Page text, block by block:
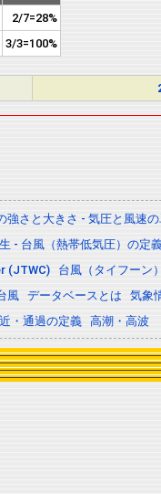
2/7=28%
3/3=100%
強さと大きさ - 気圧と風速
- 台風（熱帯低気圧）の定
(JTWC)
台風（タイフーン
風 データベースとは
気象
・通過の定義 高潮・高波